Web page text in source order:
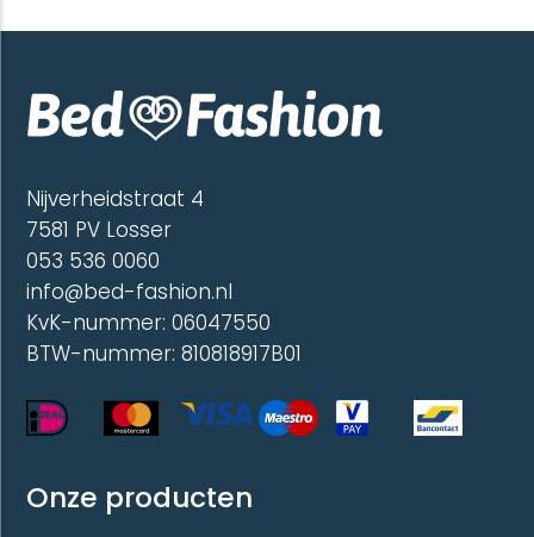
Deze
gekozen
worden
kan
Nijverheidstraat 4
7581 PV Losser
053 536 0060
info@bed-fashion.nl
KvK-nummer: 06047550
BTW-nummer: 810818917B01
Onze producten